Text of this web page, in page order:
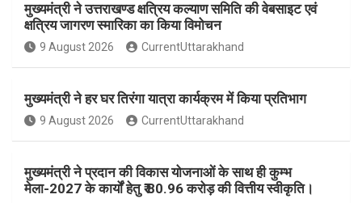
मुख्यमंत्री ने उत्तराखण्ड क्षत्रिय कल्याण समिति की वेबसाइट एवं
क्षत्रिय जागरण स्मारिका का किया विमोचन
9 August 2026 CurrentUttarakhand
मुख्यमंत्री ने हर घर तिरंगा यात्रा कार्यक्रम में किया प्रतिभाग
9 August 2026 CurrentUttarakhand
मुख्यमंत्री ने प्रदान की विकास योजनाओं के साथ ही कुम्भ
मेला-2027 के कार्यों हेतु ₹ 80.96 करोड़ की वित्तीय स्वीकृति।